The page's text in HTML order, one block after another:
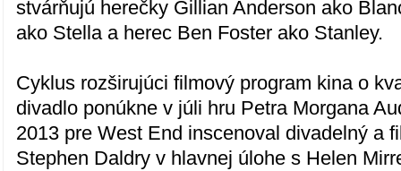
stvárňujú herečky Gillian Anderson ako
ako Stella a herec Ben Foster ako Stanley.
Cyklus rozširujúci filmový program kina o
divadlo ponúkne v júli hru Petra Morgana
2013 pre West End inscenoval divadelný a
Stephen Daldry v hlavnej úlohe s Helen